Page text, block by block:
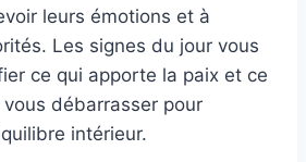
leurs émotions et à
Les signes du jour vous
ce qui apporte la paix et ce
débarrasser pour
intérieur.